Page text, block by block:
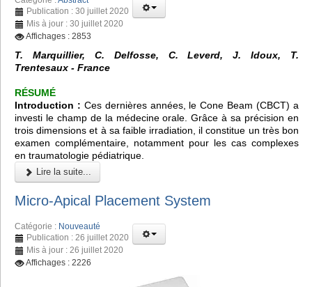
Publication : 30 juillet 2020
Mis à jour : 30 juillet 2020
Affichages : 2853
T. Marquillier, C. Delfosse, C. Leverd, J. Idoux, T.
Trentesaux - France
RÉSUMÉ
Introduction : Ces dernières années, leCone Beam (CBCT)a
investi le champ de la médecine orale. Grâce à sa précision en
trois dimensions et à sa faible irradiation, il constitue un très bon
examen complémentaire, notamment pour les cas complexes
en traumatologie pédiatrique.
Lire la suite...
Micro-Apical Placement System
Catégorie : Nouveauté
Publication : 26 juillet 2020
Mis à jour : 26 juillet 2020
Affichages : 2226